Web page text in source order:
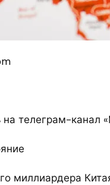
телеграм-канал
миллиардера